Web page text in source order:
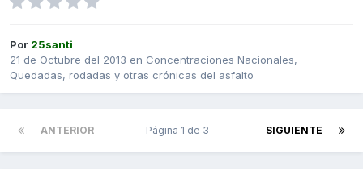
Por 25santi
21 de Octubre del 2013 en Concentraciones Nacionales,
Quedadas, rodadas y otras crónicas del asfalto
ANTERIOR SIGUIENTE
Página 1 de 3